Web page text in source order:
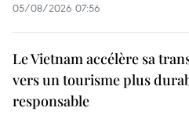
05/08/2026 07:56
Le Vietnam accélère sa
vers un tourisme plus
responsable